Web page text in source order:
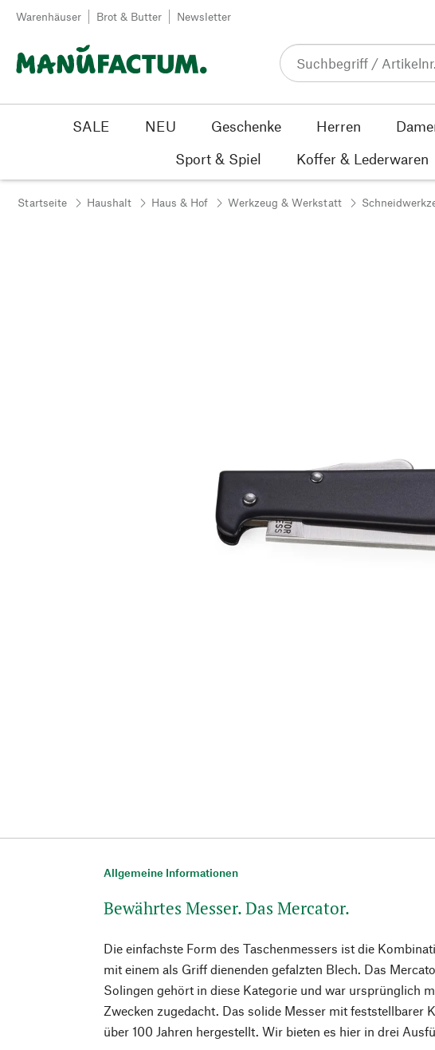
Zum Inhalt springen
Warenhäuser Brot & Butter Newsletter
SALE NEU Geschenke Herren
Sport & Spiel
Koffer & Lederwaren
Startseite Haushalt Haus & Hof Werkzeug & Werkstatt
Allgemeine Informationen
Bewährtes Messer. Das Mercator.
Die einfachste Form des Taschenmessers ist die
mit einem als Griff dienenden gefalzten Blech. Das
Solingen gehört in diese Kategorie und war ursprünglich
Zwecken zugedacht. Das solide Messer mit feststellbarer
über 100 Jahren hergestellt. Wir bieten es hier in drei